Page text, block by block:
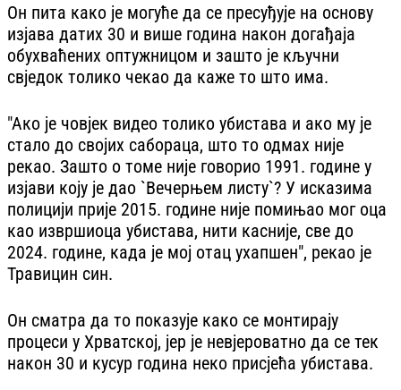
Он пита како је могуће да се пресуђује на основу
изјава датих 30 и више година након догађаја
обухваћених оптужницом и зашто је кључни
свједок толико чекао да каже то што има.
"Ако је човјек видео толико убистава и ако му је
стало до својих сабораца, што то одмах није
рекао. Зашто о томе није говорио 1991. године у
изјави коју је дао `Вечерњем листу`? У исказима
полицији прије 2015. године није помињао мог оца
као извршиоца убистава, нити касније, све до
2024. године, када је мој отац ухапшен", рекао је
Травицин син.
Он сматра да то показује како се монтирају
процеси у Хрватској, јер је невјероватно да се тек
након 30 и кусур година неко присјећа убистава.